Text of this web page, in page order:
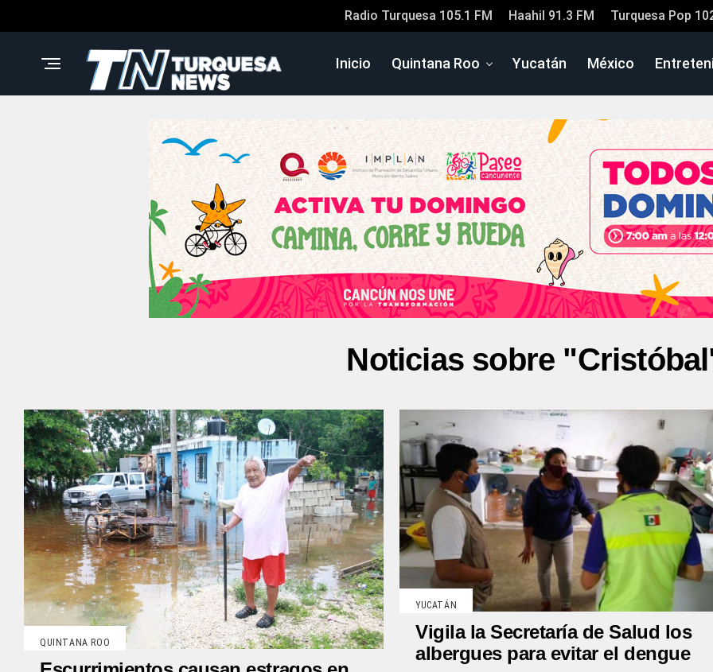
Radio Turquesa 105.1 FM Haahil 91.3 FM Turquesa Pop
Inicio Quintana Roo Yucatán México
Noticias sobre
QUINTANA ROO
YUCATÁN
Vigila la Secretaría de Salud los
albergues para evitar el dengue